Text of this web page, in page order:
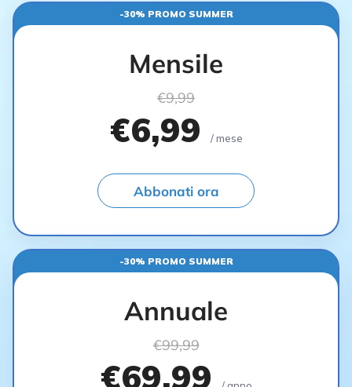
-30% PROMO SUMMER
Mensile
€9,99
€6,99 / mese
Abbonati ora
-30% PROMO SUMMER
Annuale
€99,99
€69,99